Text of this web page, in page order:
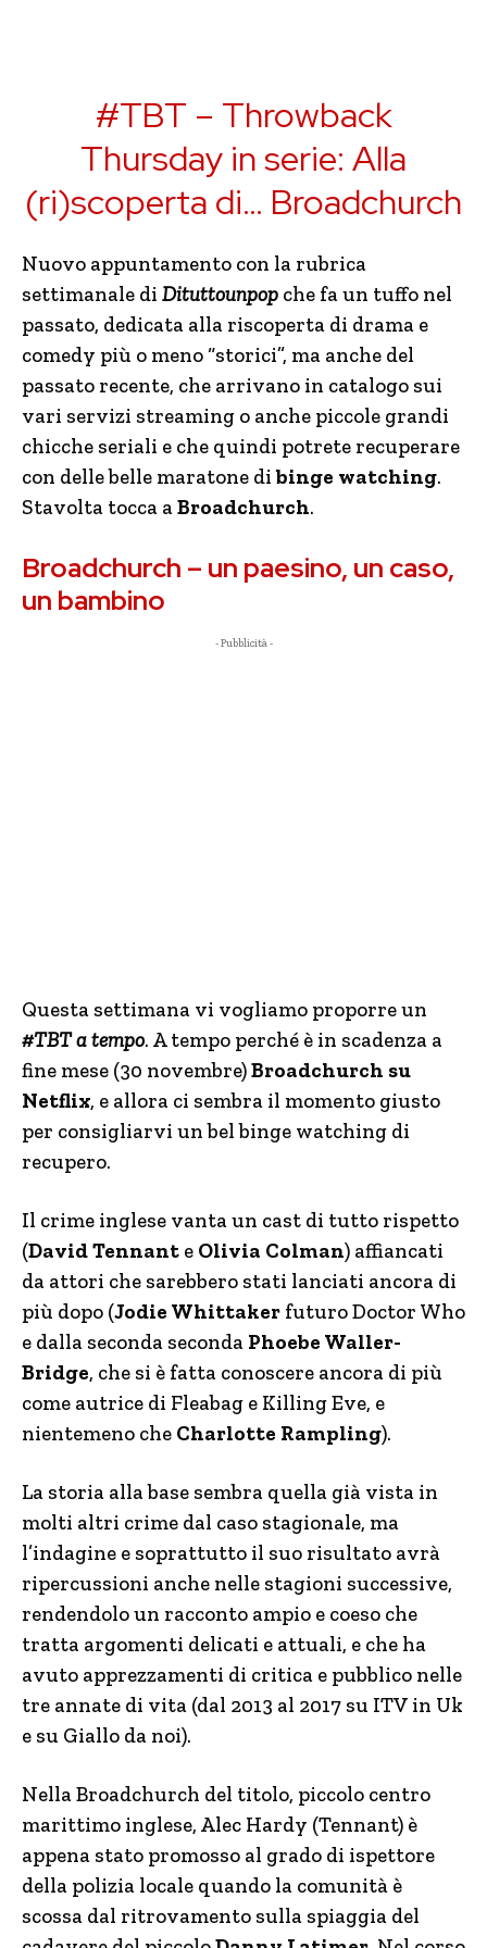
#TBT – Throwback
Thursday in serie: Alla
(ri)scoperta di… Broadchurch
Nuovo appuntamento con la rubrica
settimanale di Dituttounpop che fa un tuffo nel
passato, dedicata alla riscoperta di drama e
comedy più o meno “storici”, ma anche del
passato recente, che arrivano in catalogo sui
vari servizi streaming o anche piccole grandi
chicche seriali e che quindi potrete recuperare
con delle belle maratone dibinge watching.
Stavolta tocca aBroadchurch.
Broadchurch – un paesino, un caso,
un bambino
- Pubblicità -
Questa settimana vi vogliamo proporre un
#TBT a tempo. A tempo perché è in scadenza a
fine mese (30 novembre)Broadchurch su
Netflix, e allora ci sembra il momento giusto
per consigliarvi un bel binge watching di
recupero.
Il crime inglese vanta un cast di tutto rispetto
(David Tennant e Olivia Colman) affiancati
da attori che sarebbero stati lanciati ancora di
più dopo (Jodie Whittaker futuro Doctor Who
e dalla seconda seconda Phoebe Waller-
Bridge, che si è fatta conoscere ancora di più
come autrice di Fleabag e Killing Eve, e
nientemeno che Charlotte Rampling).
La storia alla base sembra quella già vista in
molti altri crime dal caso stagionale, ma
l’indagine e soprattutto il suo risultato avrà
ripercussioni anche nelle stagioni successive,
rendendolo un racconto ampio e coeso che
tratta argomenti delicati e attuali, e che ha
avuto apprezzamenti di critica e pubblico nelle
tre annate di vita (dal 2013 al 2017 su ITV in Uk
e su Giallo da noi).
Nella Broadchurch del titolo, piccolo centro
marittimo inglese, Alec Hardy (Tennant) è
appena stato promosso al grado di ispettore
della polizia locale quando la comunità è
scossa dal ritrovamento sulla spiaggia del